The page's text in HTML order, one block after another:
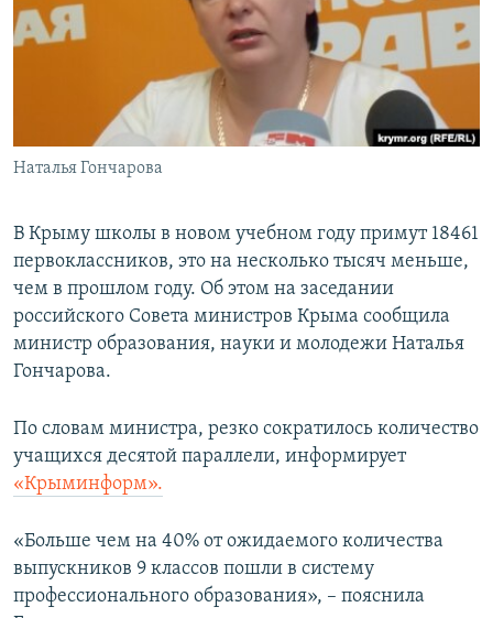
ПОБЕДИТЕЛЕЙ НЕ СУДЯТ?
УКРАИНСКАЯ ПРОБЛЕМА КРЫМА
ПРИСОЕДИНЯЙТЕСЬ!
Все сайты RFE/RL
Наталья Гончарова
В Крыму школы в новом учебном году примут 18461
первоклассников, это на несколько тысяч меньше,
чем в прошлом году. Об этом на заседании
российского Совета министров Крыма сообщила
министр образования, науки и молодежи Наталья
Гончарова.
По словам министра, резко сократилось количество
учащихся десятой параллели, информирует
«Крыминформ».
«Больше чем на 40% от ожидаемого количества
выпускников 9 классов пошли в систему
профессионального образования», – пояснила